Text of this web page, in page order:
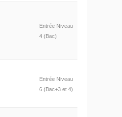
Entrée Niveau
4 (Bac)
Entrée Niveau
6 (Bac+3 et 4)